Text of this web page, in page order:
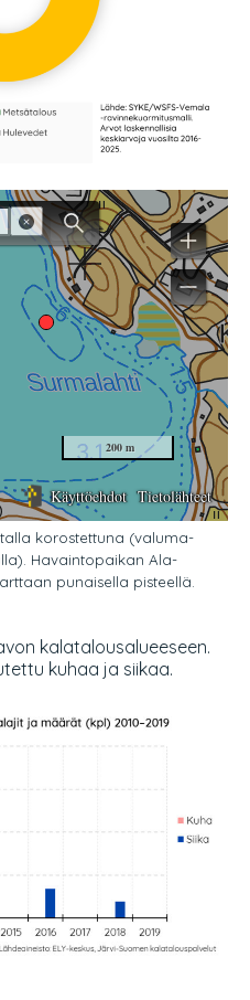
korostettuna (valuma-
Havaintopaikan Ala-
punaisella pisteellä.
kalatalousalueeseen.
kuhaa ja siikaa.